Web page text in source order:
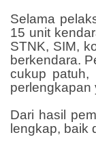
Selama
15 unit
STNK, SIM,
berkendara.
cukup patuh,
perlengkapan
Dari hasil
lengkap, baik